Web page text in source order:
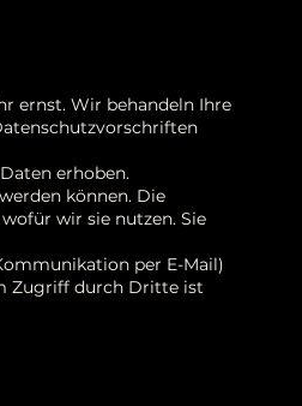
ernst. Wir behandeln Ihre
erhoben.
können. Die
wir sie nutzen. Sie
per E-Mail)
Zugriff durch Dritte ist